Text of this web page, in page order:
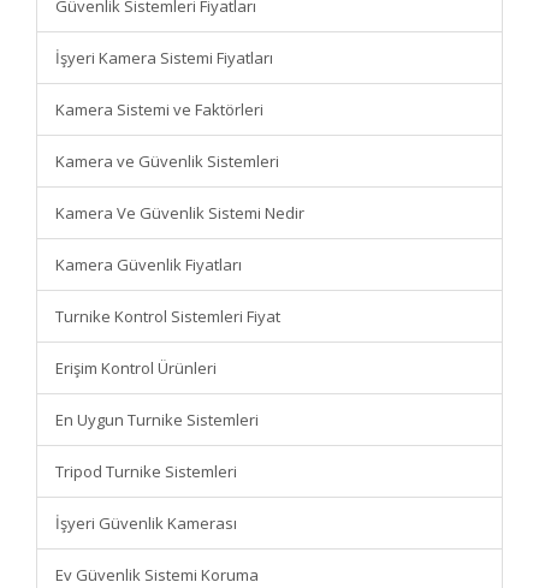
Güvenlik Sistemleri Fiyatları
İşyeri Kamera Sistemi Fiyatları
Kamera Sistemi ve Faktörleri
Kamera ve Güvenlik Sistemleri
Kamera Ve Güvenlik Sistemi Nedir
Kamera Güvenlik Fiyatları
Turnike Kontrol Sistemleri Fiyat
Erişim Kontrol Ürünleri
En Uygun Turnike Sistemleri
Tripod Turnike Sistemleri
İşyeri Güvenlik Kamerası
Ev Güvenlik Sistemi Koruma